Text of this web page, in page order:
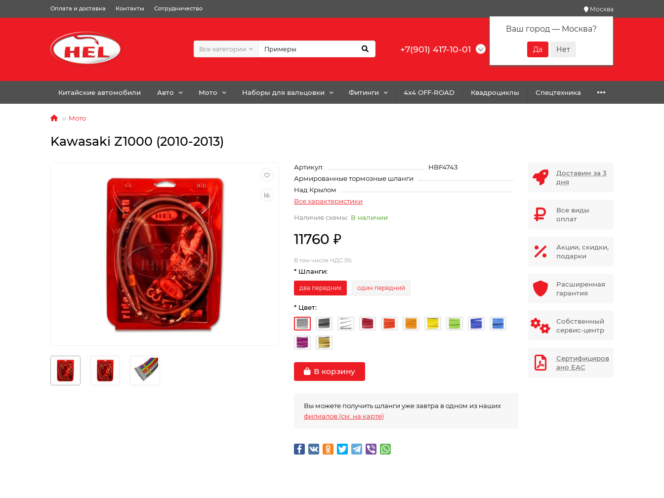
Оплата и доставка Контакты Сотрудничество Москва
Ваш город — Москва?
Все категории +7(901) 417-10-01
Китайские автомобили Авто Мото Наборы для вальцовки Фитинги 4x4 OFF-ROAD Квадроциклы Спецтехника
Мото
Kawasaki Z1000 (2010-2013)
Артикул:
HBF4743
Армированные тормозные шланги
Над Крылом
Все характеристики
В наличии
11760 ₽
В том числе НДС 5%
* Шланги:
два передних один передний
* Цвет:
В корзину
Вы можете получить шланги уже завтра в одном из наших
филиалов (см. на карте)
Доставим за 3
дня
Все виды
оплат
Акции, скидки,
подарки
Расширенная
гарантия
Собственный
сервис-центр
Сертифициров
ано ЕАС